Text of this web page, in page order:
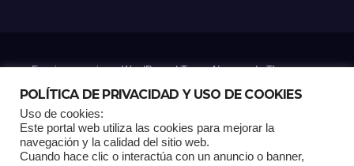
Funciona gracias a WordPress|Tema: Newsup deThemeansar
POLÍTICA DE PRIVACIDAD Y USO DE COOKIES
Uso de cookies:
Este portal web utiliza las cookies para mejorar la
navegación y la calidad del sitio web.
Cuando hace clic o interactúa con un anuncio o banner,